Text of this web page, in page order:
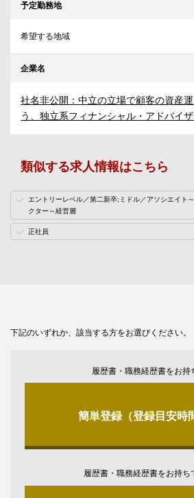
予定勤務地
希望する地域
企業名
社名非公開：中立の立場で顧客の資産
う、独立系フィナンシャル・アドバイ
類似する求人情報はこちら
エントリーレベル／第二新卒;ミドル／アソシエイト
クター～経営層
正社員
下記のいずれか、該当する方をお選びください。
履歴書・職務経歴書をお持
簡単登録（登録目安時
履歴書・職務経歴書をお持ち